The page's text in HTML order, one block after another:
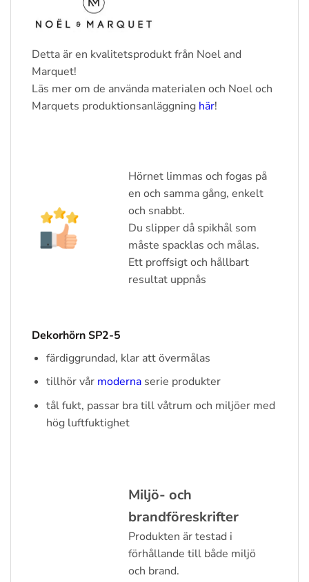
Detta är en kvalitetsprodukt från Noel and
Marquet!
Läs mer om de använda materialen och Noel och
Marquets produktionsanläggning här!
Hörnet limmas och fogas på
en och samma gång, enkelt
och snabbt.
Du slipper då spikhål som
måste spacklas och målas.
Ett proffsigt och hållbart
resultat uppnås
Dekorhörn SP2-5
färdiggrundad, klar att övermålas
tillhör vår modernaserie produkter
tål fukt, passar bra till våtrum och miljöer med
hög luftfuktighet
Miljö- och
brandföreskrifter
Produkten är testad i
förhållande till både miljö
och brand.